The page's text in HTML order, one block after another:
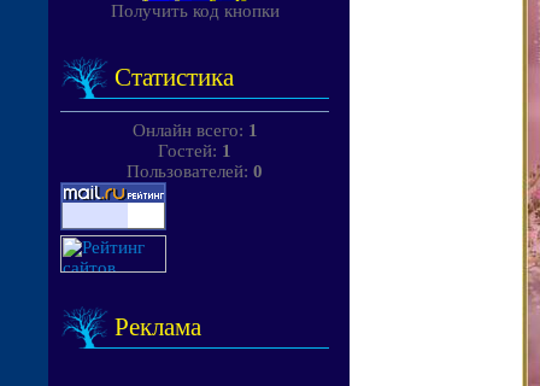
Получить код кнопки
Статистика
Онлайн всего: 1
Гостей: 1
Пользователей: 0
Реклама